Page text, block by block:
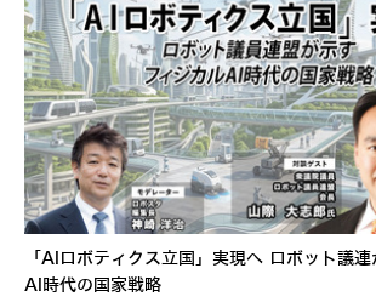
「AIロボティクス立国」実現へ ロボット議
AI時代の国家戦略